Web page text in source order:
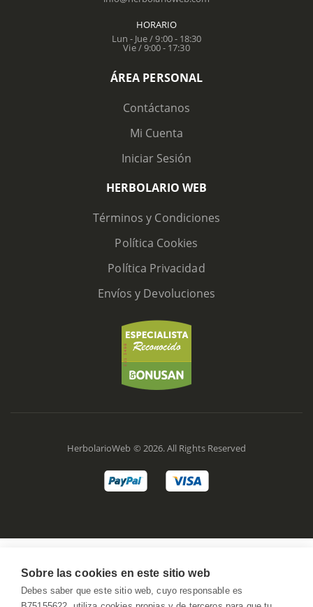
HORARIO
Lun - Jue / 9:00 - 18:30
Vie / 9:00 - 17:30
ÁREA PERSONAL
Contáctanos
Mi Cuenta
Iniciar Sesión
HERBOLARIO WEB
Términos y Condiciones
Política Cookies
Política Privacidad
Envíos y Devoluciones
HerbolarioWeb © 2026. All Rights Reserved
Sobre las cookies en este sitio web
Debes saber que este sitio web, cuyo responsable es